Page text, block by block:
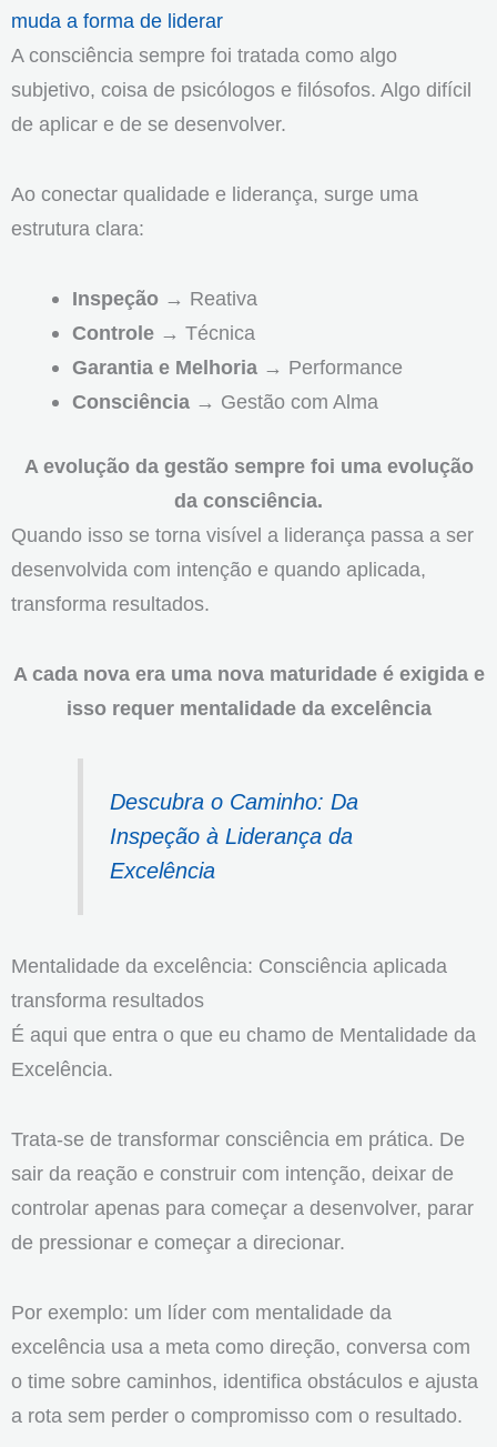
muda a forma de liderar
A consciência sempre foi tratada como algo
subjetivo, coisa de psicólogos e filósofos. Algo difícil
de aplicar e de se desenvolver.
Ao conectar qualidade e liderança, surge uma
estrutura clara:
Inspeção→ Reativa
Controle→ Técnica
Garantia e Melhoria→ Performance
Consciência→ Gestão com Alma
A evolução da gestão sempre foi uma evolução
da consciência.
Quando isso se torna visível a liderança passa a ser
desenvolvida com intenção e quando aplicada,
transforma resultados.
A cada nova era uma nova maturidade é exigida e
isso requer mentalidade da excelência
Descubra o Caminho: Da
Inspeção à Liderança da
Excelência
Mentalidade da excelência: Consciência aplicada
transforma resultados
É aqui que entra o que eu chamo de Mentalidade da
Excelência.
Trata-se de transformar consciência em prática. De
sair da reação e construir com intenção, deixar de
controlar apenas para começar a desenvolver, parar
de pressionar e começar a direcionar.
Por exemplo: um líder com mentalidade da
excelência usa a meta como direção, conversa com
o time sobre caminhos, identifica obstáculos e ajusta
a rota sem perder o compromisso com o resultado.